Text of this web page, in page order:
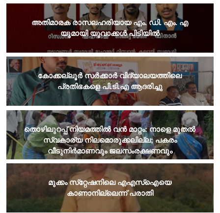
അതിമാരക രാസലഹരിയായ എം. ഡി. എം. എ
യുമായി യുവാക്കൾ പിടിയിൽ
കോക്കല്ലൂർ സർക്കാർ വിദ്യാലയത്തിലെ
പ്രതിഭകളെ പി.ടി.എ ആദരിച്ചു
തൊഴിലുറപ്പ് നിയമത്തില്‍ വന്‍ മാറ്റം: നാളെ മുതല്‍
സ്വകാര്യ നിലമൊരുക്കലില്ല; പകരം
വീടുനിര്‍മാണവും ജലസംരക്ഷണവും
മുക്കം സ്‌റ്റേഷനിലെ എഎസ്‌ഐയെ
കാണാനില്ലെന്ന് പരാതി